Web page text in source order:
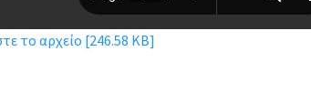
το αρχείο [246.58 KB]